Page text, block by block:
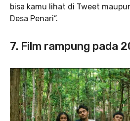
bisa kamu lihat di Tweet
Desa Penari”.
7. Film rampung pada